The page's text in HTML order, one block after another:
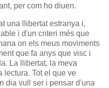
per com ho diuen.
una llibertat estranya i,
i d'un criteri més que
on els meus moviments
que fa anys que visc i
La llibertat, la meva
lectura. Tot el que ve
dia vull ser i pensar d'una